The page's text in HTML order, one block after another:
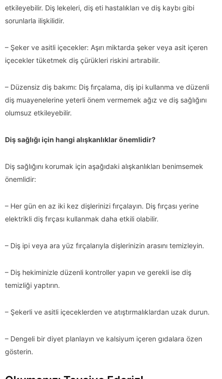
etkileyebilir. Diş lekeleri, diş eti hastalıkları ve diş kaybı gibi
sorunlarla ilişkilidir.
– Şeker ve asitli içecekler: Aşırı miktarda şeker veya asit içeren
içecekler tüketmek diş çürükleri riskini artırabilir.
– Düzensiz diş bakımı: Diş fırçalama, diş ipi kullanma ve düzenli
diş muayenelerine yeterli önem vermemek ağız ve diş sağlığını
olumsuz etkileyebilir.
Diş sağlığı için hangi alışkanlıklar önemlidir?
Diş sağlığını korumak için aşağıdaki alışkanlıkları benimsemek
önemlidir:
– Her gün en az iki kez dişlerinizi fırçalayın. Diş fırçası yerine
elektrikli diş fırçası kullanmak daha etkili olabilir.
– Diş ipi veya ara yüz fırçalarıyla dişlerinizin arasını temizleyin.
– Diş hekiminizle düzenli kontroller yapın ve gerekli ise diş
temizliği yaptırın.
– Şekerli ve asitli içeceklerden ve atıştırmalıklardan uzak durun.
– Dengeli bir diyet planlayın ve kalsiyum içeren gıdalara özen
gösterin.